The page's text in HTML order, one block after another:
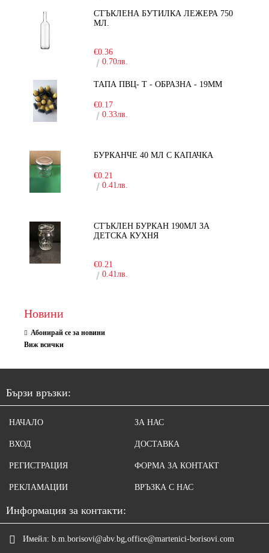
СТЪКЛЕНА БУТИЛКА ЛЕЖЕРА 750
МЛ.
€0.36
0.70лв.
ТАПА ПВЦ- Т - ОБРАЗНА - 19ММ
€0.17
0.33лв.
БУРКАНЧЕ 40 МЛ С КАПАЧКА
€0.21
0.41лв.
СТЪКЛЕН БУРКАН 190МЛ ЗА
ДЕТСКА КУХНЯ
€0.21
0.41лв.
Новини
Абонирай се за новини
Виж всички
Бързи връзки:
НАЧАЛО
ВХОД
РЕГИСТРАЦИЯ
РЕКЛАМАЦИИ
ЗА НАС
ДОСТАВКА
ФОРМА ЗА КОНТАКТ
ВРЪЗКА С НАС
Информация за контакти:
Имейл: b.m.borisovi@abv.bg,office@martenici-borisovi.com